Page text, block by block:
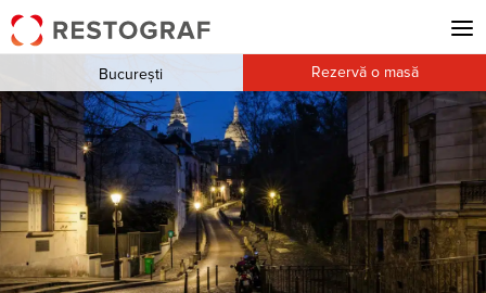
București Rezervă o masă